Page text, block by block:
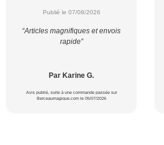
Publié le 07/08/2026
“Articles magnifiques et envois
rapide”
Par Karine G.
Avis publié, suite à une commande passée sur
Berceaumagique.com le 05/07/2026